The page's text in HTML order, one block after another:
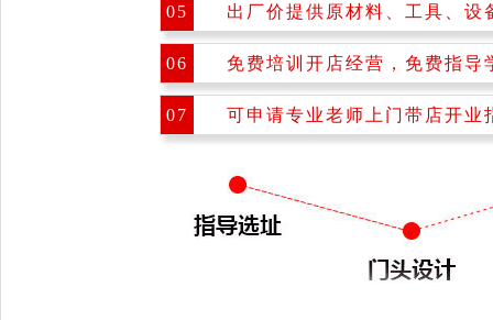
05 出厂价提供原材料、工具、设
06 免费培训开店经营，免费指导
07 可申请专业老师上门带店开业